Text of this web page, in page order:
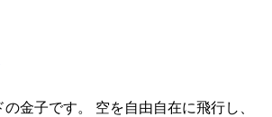
金子です。 空を自由自在に飛行し、